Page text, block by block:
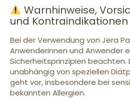
Warnhinweise,
und Kontraindikationen
Bei der Verwendung von Jera
Anwenderinnen und Anwender
Sicherheitsprinzipien beachten.
unabhängig von speziellen
geht vor, insbesondere bei
bekannten Allergien.